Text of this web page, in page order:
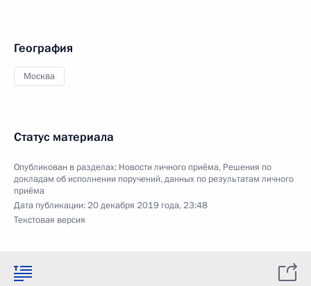
География
Москва
Статус материала
Опубликован в разделах: Новости личного приёма, Решения по
докладам об исполнении поручений, данных по результатам личного
приёма
Дата публикации:20 декабря 2019 года, 23:48
Текстовая версия